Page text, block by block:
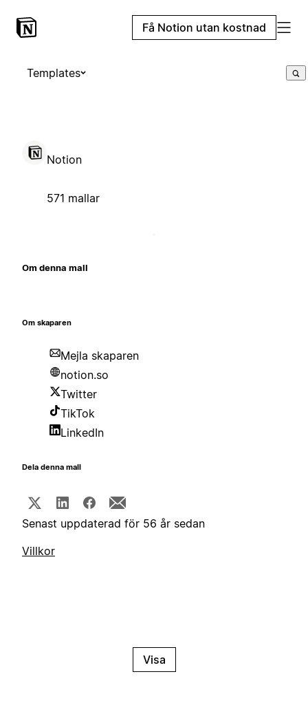
Få Notion utan kostnad
Templates
Notion
571 mallar
Om denna mall
Om skaparen
Mejla skaparen
notion.so
Twitter
TikTok
LinkedIn
Dela denna mall
Senast uppdaterad för 56 år sedan
Villkor
Visa